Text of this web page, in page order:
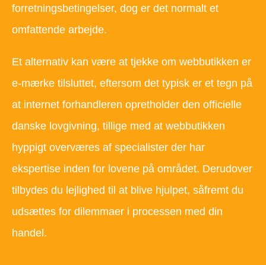
forretningsbetingelser, dog er det normalt et
omfattende arbejde.
Et alternativ kan være at tjekke om webbutikken er
e-mærke tilsluttet, eftersom det typisk er et tegn på
at internet forhandleren opretholder den officielle
danske lovgivning, tillige med at webbutikken
hyppigt overværes af specialister der har
ekspertise inden for lovene på området. Derudover
tilbydes du lejlighed til at blive hjulpet, såfremt du
udsættes for dilemmaer i processen med din
handel.